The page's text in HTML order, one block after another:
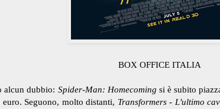
BOX OFFICE ITALIA
alcun dubbio: Spider-Man: Homecoming si è subito
Seguono, molto distanti, Transformers - L'ultimo